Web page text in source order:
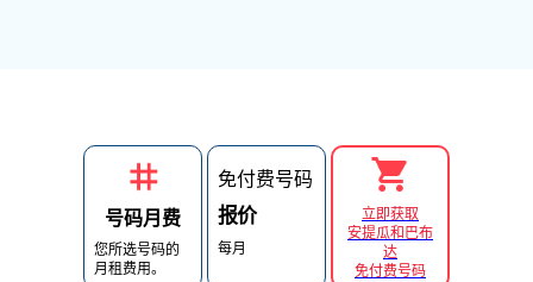
号码月费
您所选号码的
月租费用。
免付费号码
报价
每月
立即获取
安提瓜和巴布
达
免付费号码